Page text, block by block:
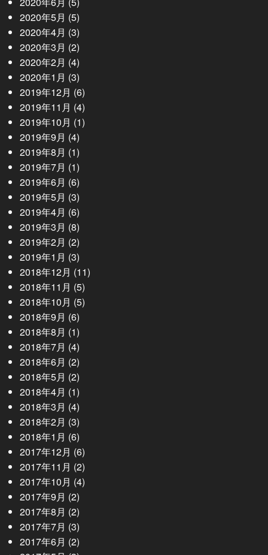
2020年5月 (5)
2020年4月 (3)
2020年3月 (2)
2020年2月 (4)
2020年1月 (3)
2019年12月 (6)
2019年11月 (4)
2019年10月 (1)
2019年9月 (4)
2019年8月 (1)
2019年7月 (1)
2019年6月 (6)
2019年5月 (3)
2019年4月 (6)
2019年3月 (8)
2019年2月 (2)
2019年1月 (3)
2018年12月 (11)
2018年11月 (5)
2018年10月 (5)
2018年9月 (6)
2018年8月 (1)
2018年7月 (4)
2018年6月 (2)
2018年5月 (2)
2018年4月 (1)
2018年3月 (4)
2018年2月 (3)
2018年1月 (6)
2017年12月 (6)
2017年11月 (2)
2017年10月 (4)
2017年9月 (2)
2017年8月 (2)
2017年7月 (3)
2017年6月 (2)